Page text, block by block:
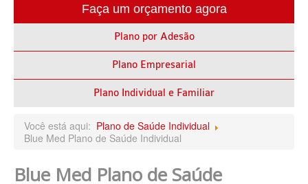
PLANO DE SAÚDE EMPRESARIAL
ALLIANZ PLANO DE SAÚDE EMPRESARIAL
AMEPLAN PLANO DE SAÚDE EMPRESARIAL
BIO SAÚDE PLANO DE SAÚDE EMPRESARIAL
BIOVIDA PLANO DE SAÚDE EMPRESARIAL
Faça um orçamento agora
Plano por Adesão
Plano Empresarial
Plano Individual e Familiar
Você está aqui: Plano de Saúde Individual
Blue Med Plano de Saúde Individual
Blue Med Plano de Saúde